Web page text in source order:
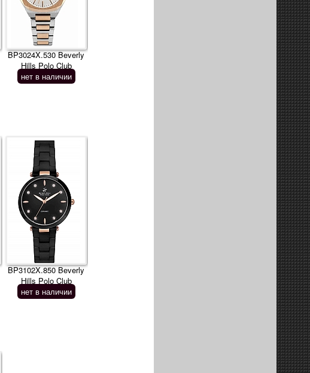
BP3024X.530 Beverly
Hills Polo Club
нет в наличии
BP3102X.850 Beverly
Hills Polo Club
нет в наличии